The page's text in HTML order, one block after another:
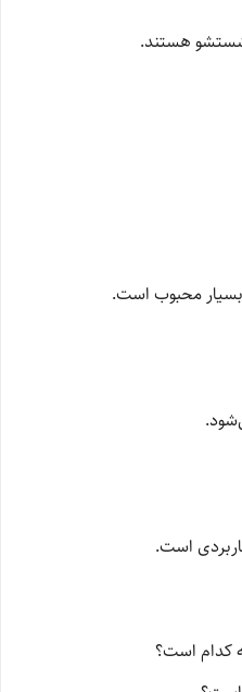
شستشو هستند.
بسیار محبوب است.
است.
کدام است؟